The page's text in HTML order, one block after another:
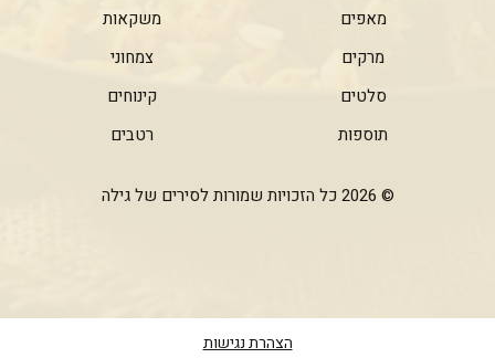
מאפים
מרקים
סלטים
תוספות
משקאות
צמחוני
קינוחים
רטבים
© 2026 כל הזכויות שמורות לסירים של גילה
הצהרת נגישות